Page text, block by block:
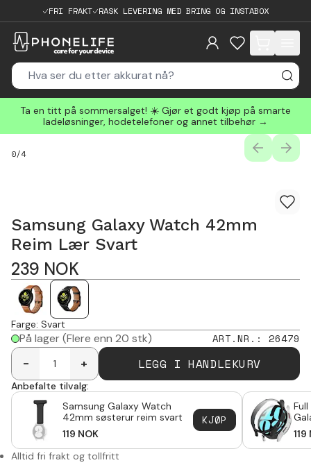
FRI FRAKT RASK LEVERING MED BRING OG INSTABOX
items in cart,
Ta en titt på sommersalget! ☀️ Gjør et godt kjøp på smarte
ladeløsninger, hodetelefoner og annet tilbehør →
0/4
Samsung Galaxy Watch 42mm
Reim Lær Svart
239 NOK
Farge: Svart
På lager(Flere enn 20 stk) ART.NR. : 26479
-
+ LEGG I HANDLEKURV
Anbefalte tilvalg:
Samsung Galaxy Watch
42mm søsterur reim svart
119 NOK
KJØP
119
Alltid fri frakt og tollfritt